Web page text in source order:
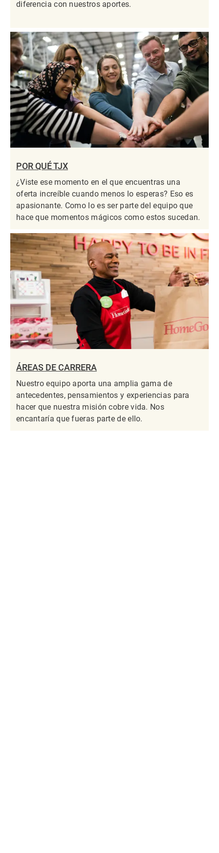
diferencia con nuestros aportes.
POR QUÉ TJX
¿Viste ese momento en el que encuentras una
oferta increíble cuando menos lo esperas? Eso es
apasionante. Como lo es ser parte del equipo que
hace que momentos mágicos como estos sucedan.
ÁREAS DE CARRERA
Nuestro equipo aporta una amplia gama de
antecedentes, pensamientos y experiencias para
hacer que nuestra misión cobre vida. Nos
encantaría que fueras parte de ello.